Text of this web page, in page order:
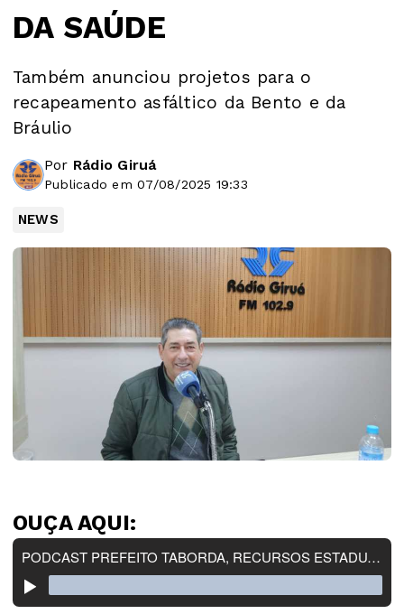
DA SAÚDE
Também anunciou projetos para o
recapeamento asfáltico da Bento e da
Bráulio
Por Rádio Giruá
Publicado em 07/08/2025 19:33
NEWS
OUÇA AQUI: